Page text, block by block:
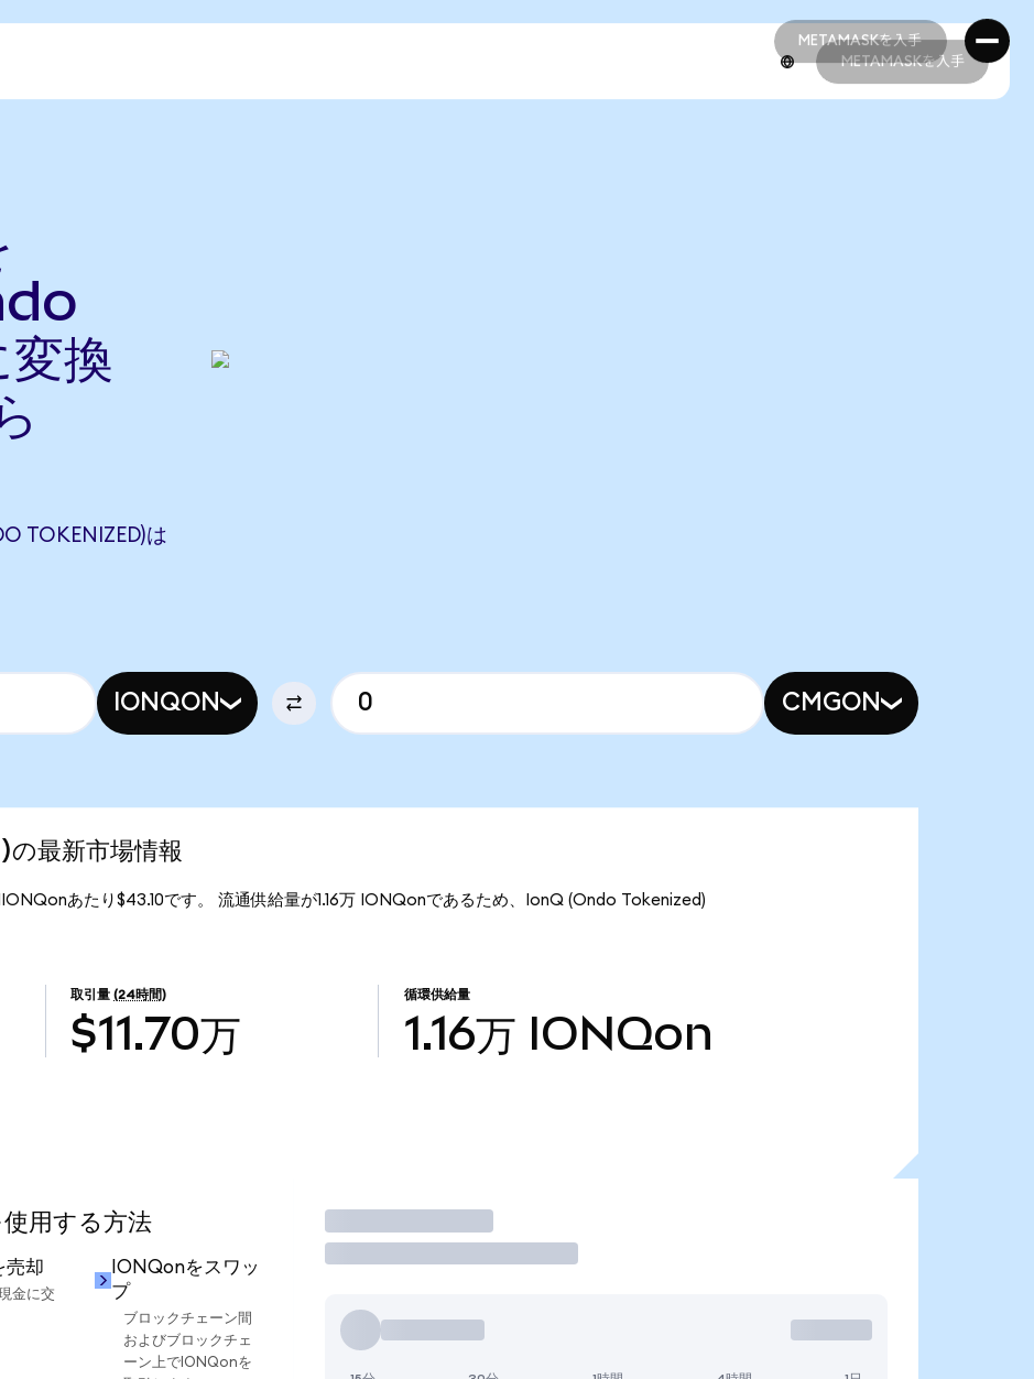
METAMASKを入手
METAMASKを入手
METAMASKを入手
換
TOKENIZED)は
IONQON CMGON
最新市場情報
あたり$43.10です。 流通供給量が1.16万 IONQonであるため、IonQ (Ondo Tokenized)
取引量 (24時間)
$11.70万
循環供給量
1.16万 IONQon
用する方法
売却
金に交
IONQonをスワッ
プ
ブロックチェーン間
およびブロックチェ
ーン上でIONQonを
取引